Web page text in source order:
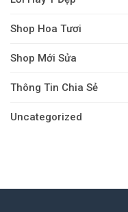
Shop Hoa Tươi
Shop Mới Sửa
Thông Tin Chia Sẻ
Uncategorized